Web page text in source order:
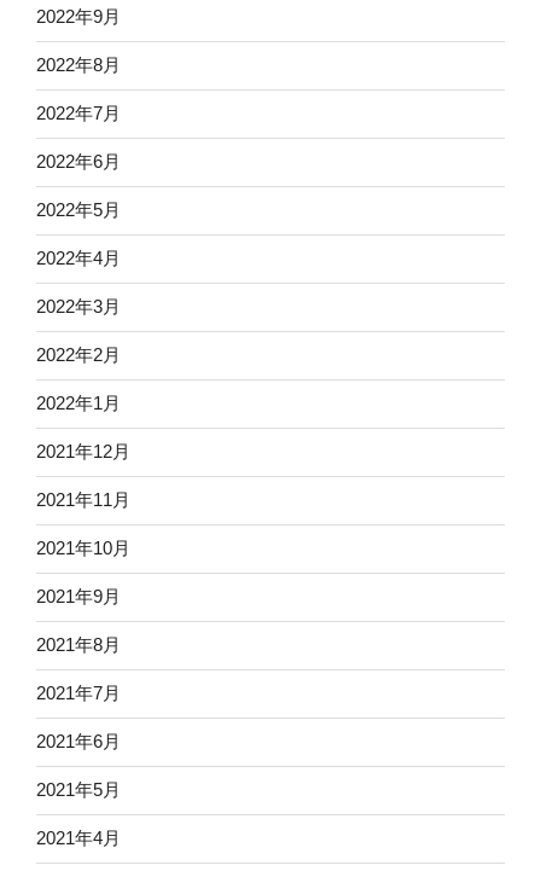
2022年9月
2022年8月
2022年7月
2022年6月
2022年5月
2022年4月
2022年3月
2022年2月
2022年1月
2021年12月
2021年11月
2021年10月
2021年9月
2021年8月
2021年7月
2021年6月
2021年5月
2021年4月